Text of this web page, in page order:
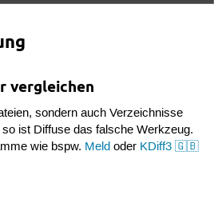
vergleichen
sondern auch Verzeichnisse
ist Diffuse das falsche Werkzeug.
wie bspw. Meldoder KDiff3 🇬🇧